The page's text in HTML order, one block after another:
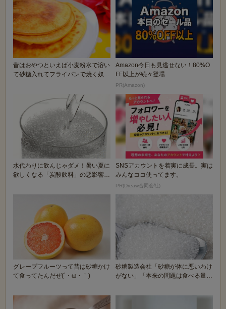
昔はおやつといえば小麦粉水で溶い
て砂糖入れてフライパンで焼く奴だ
Amazon今日も見逃せない！80%O
FF以上が続々登場
PR(Amazon)
水代わりに飲んじゃダメ！暑い夏に
欲しくなる「炭酸飲料」の悪影響4
SNSアカウントを着実に成長。実は
みんなココ使ってます。
PR(Dreaw合同会社)
グレープフルーツって昔は砂糖かけ
て食ってたんだぜ(´・ω・｀)
砂糖製造会社「砂糖が体に悪いわけ
がない」「本来の問題は食べる量に